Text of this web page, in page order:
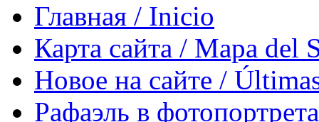
Главная / Inicio
Карта сайта / Mapa del
Новое на сайте /
Рафаэль в